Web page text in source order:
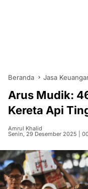
Beranda Jasa
Arus Mudik:
Kereta Api
Amrul Khalid
Senin, 29 Desember 2025 |